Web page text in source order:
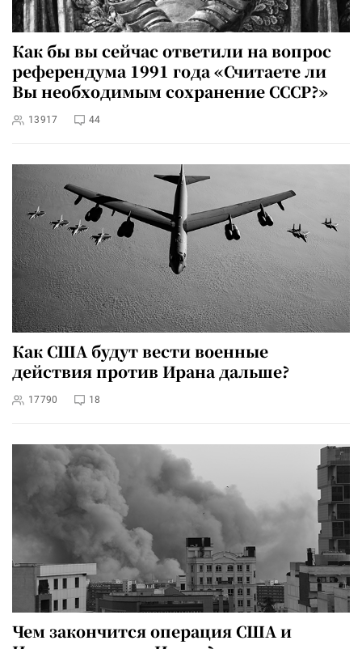
Как бы вы сейчас ответили на вопрос
референдума 1991 года «Считаете ли
Вы необходимым сохранение СССР?»
13917 44
Как США будут вести военные
действия против Ирана дальше?
17790 18
Чем закончится операция США и